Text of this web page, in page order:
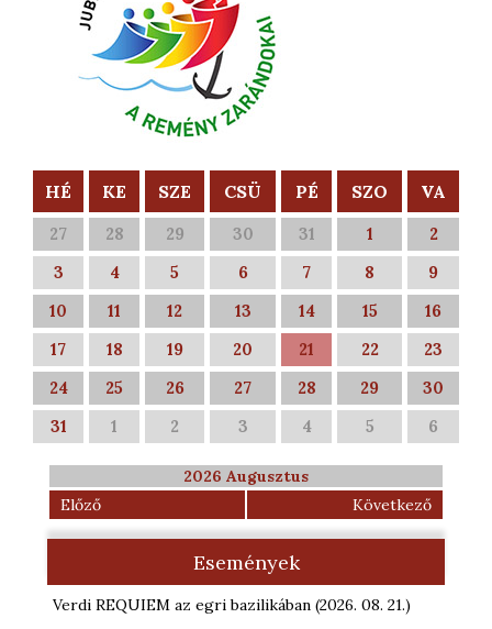
HÉ KE SZE CSÜ PÉ SZO VA
27 28 29 30 31 1
2
3
4 5 6 7 8
9
10
11 12 13 14 15
16
17
18 19 20 21 22
23
24
25 26 27 28 29
30
31
1 2 3 4 5 6
2026 Augusztus
Előző
Következő
Események
Verdi REQUIEM az egri bazilikában (2026. 08. 21.)